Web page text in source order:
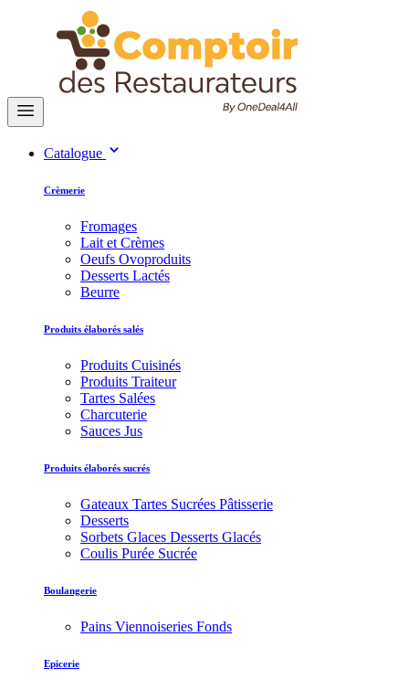
Catalogue
Crèmerie
Fromages
Lait et Crèmes
Oeufs Ovoproduits
Desserts Lactés
Beurre
Produits élaborés salés
Produits Cuisinés
Produits Traiteur
Tartes Salées
Charcuterie
Sauces Jus
Produits élaborés sucrés
Gateaux Tartes Sucrées Pâtisserie
Desserts
Sorbets Glaces Desserts Glacés
Coulis Purée Sucrée
Boulangerie
Pains Viennoiseries Fonds
Epicerie